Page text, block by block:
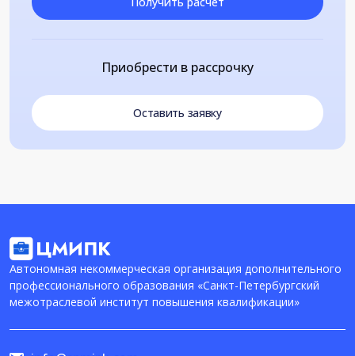
Приобрести в рассрочку
Оставить заявку
Автономная некоммерческая организация дополнительного
профессионального образования «Санкт-Петербургский
межотраслевой институт повышения квалификации»